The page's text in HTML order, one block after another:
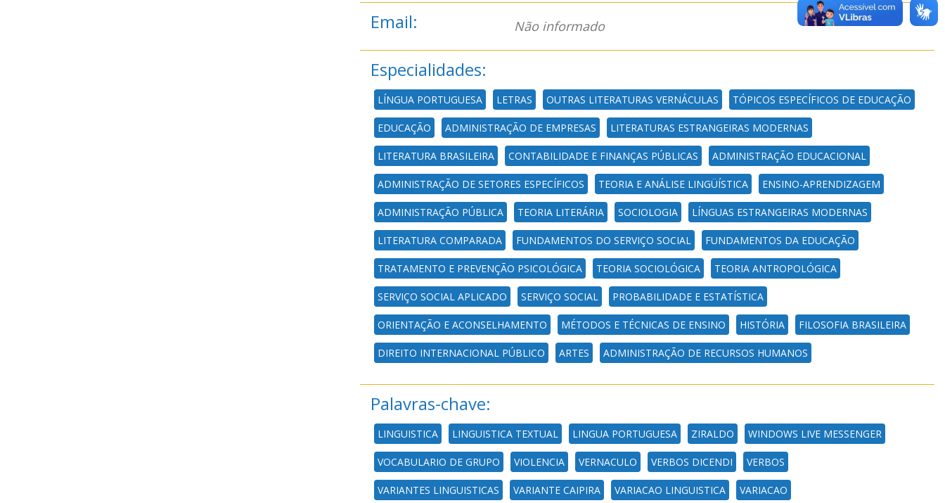
Email: Não informado
Especialidades:
LÍNGUA PORTUGUESA LETRAS OUTRAS LITERATURAS VERNÁCULAS TÓPICOS ESPECÍFICOS DE EDUCAÇÃO
EDUCAÇÃO ADMINISTRAÇÃO DE EMPRESAS LITERATURAS ESTRANGEIRAS MODERNAS
LITERATURA BRASILEIRA CONTABILIDADE E FINANÇAS PÚBLICAS ADMINISTRAÇÃO EDUCACIONAL
ADMINISTRAÇÃO DE SETORES ESPECÍFICOS TEORIA E ANÁLISE LINGÜÍSTICA ENSINO-APRENDIZAGEM
ADMINISTRAÇÃO PÚBLICA TEORIA LITERÁRIA SOCIOLOGIA LÍNGUAS ESTRANGEIRAS MODERNAS
LITERATURA COMPARADA FUNDAMENTOS DO SERVIÇO SOCIAL FUNDAMENTOS DA EDUCAÇÃO
TRATAMENTO E PREVENÇÃO PSICOLÓGICA TEORIA SOCIOLÓGICA TEORIA ANTROPOLÓGICA
SERVIÇO SOCIAL APLICADO SERVIÇO SOCIAL PROBABILIDADE E ESTATÍSTICA
ORIENTAÇÃO E ACONSELHAMENTO MÉTODOS E TÉCNICAS DE ENSINO HISTÓRIA FILOSOFIA BRASILEIRA
DIREITO INTERNACIONAL PÚBLICO ARTES ADMINISTRAÇÃO DE RECURSOS HUMANOS
Palavras-chave:
LINGUISTICA LINGUISTICA TEXTUAL LINGUA PORTUGUESA ZIRALDO WINDOWS LIVE MESSENGER
VOCABULARIO DE GRUPO VIOLENCIA VERNACULO VERBOS DICENDI VERBOS
VARIANTES LINGUISTICAS VARIANTE CAIPIRA VARIACAO LINGUISTICA VARIACAO